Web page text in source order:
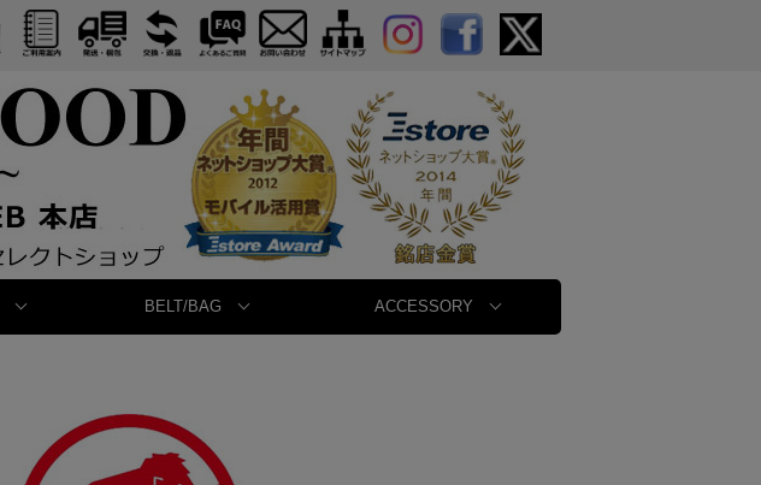
BELT/BAG ACCESSORY